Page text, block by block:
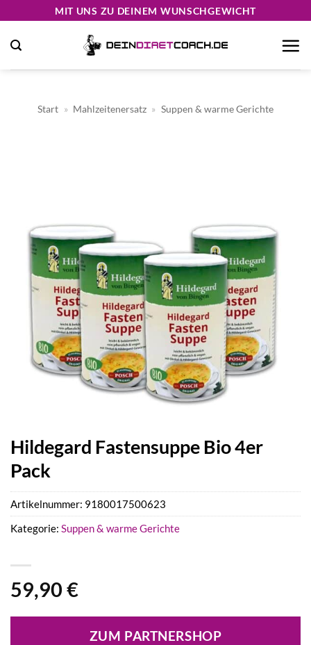
springen
MIT UNS ZU DEINEM WUNSCHGEWICHT
Start » Mahlzeitenersatz » Suppen & warme Gerichte
Hildegard Fastensuppe Bio 4er
Pack
59,90 €
ZUM PARTNERSHOP
Artikelnummer: 9180017500623
Kategorie: Suppen & warme Gerichte